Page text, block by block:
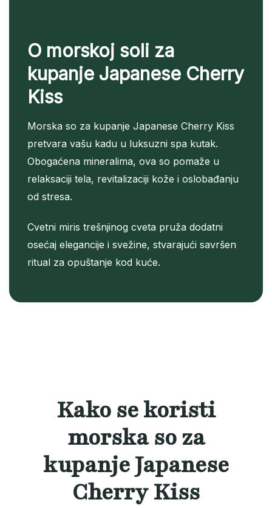
O morskoj soli za
kupanje Japanese Cherry
Kiss
Morska so za kupanje Japanese Cherry Kiss
pretvara vašu kadu u luksuzni spa kutak.
Obogaćena mineralima, ova so pomaže u
relaksaciji tela, revitalizaciji kože i oslobađanju
od stresa.
Cvetni miris trešnjinog cveta pruža dodatni
osećaj elegancije i svežine, stvarajući savršen
ritual za opuštanje kod kuće.
Kako se koristi
morska so za
kupanje Japanese
Cherry Kiss